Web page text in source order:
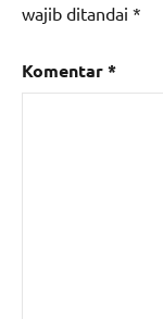
wajib ditandai *
Komentar*